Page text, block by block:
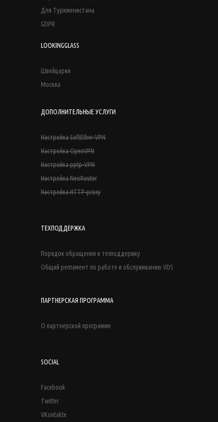
Для Туркменистана
GDPR
LOOKINGGLASS
Швейцария
Москва
ДОПОЛНИТЕЛЬНЫЕ УСЛУГИ
Настройка SoftEther-VPN
Настройка OpenVPN
Настройка pptp-VPN
Настройка NeoRouter
Настройка HTTP-proxy
ТЕХПОДДЕРЖКА
Порядок обращения в техподдержку
Общий регламент по работе и обслуживанию VDS
ПАРТНЕРСКАЯ ПРОГРАММА
О партнерской программе
SOCIAL
Facebook
Twitter
VKontakte